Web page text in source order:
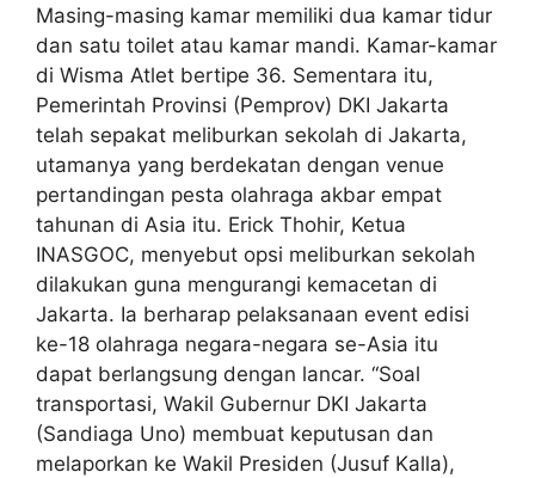
Masing-masing kamar memiliki dua kamar tidur
dan satu toilet atau kamar mandi. Kamar-kamar
di Wisma Atlet bertipe 36. Sementara itu,
Pemerintah Provinsi (Pemprov) DKI Jakarta
telah sepakat meliburkan sekolah di Jakarta,
utamanya yang berdekatan dengan venue
pertandingan pesta olahraga akbar empat
tahunan di Asia itu. Erick Thohir, Ketua
INASGOC, menyebut opsi meliburkan sekolah
dilakukan guna mengurangi kemacetan di
Jakarta. Ia berharap pelaksanaan event edisi
ke-18 olahraga negara-negara se-Asia itu
dapat berlangsung dengan lancar. “Soal
transportasi, Wakil Gubernur DKI Jakarta
(Sandiaga Uno) membuat keputusan dan
melaporkan ke Wakil Presiden (Jusuf Kalla),